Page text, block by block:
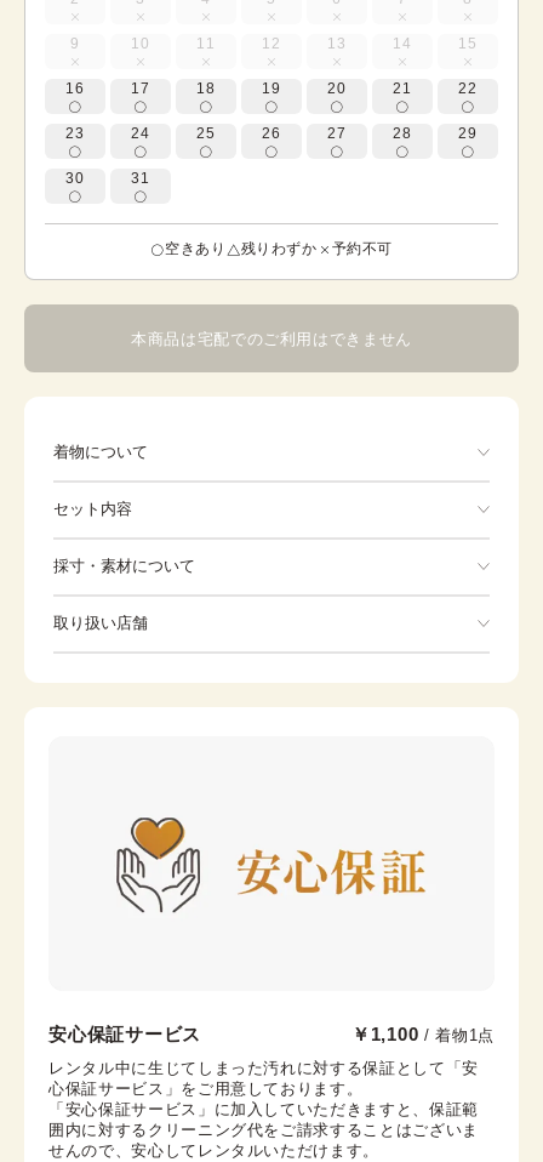
9 10 11 12 13 14 15
16 17 18 19 20 21 22
23 24 25 26 27 28 29
30 31
空きあり 残りわずか 予約不可
本商品は宅配でのご利用はできません
着物について
セット内容
※着付けに必要な一式をすべて含みます。
着物
バッグ 足袋
伊達襟
採寸・素材について
身丈 164.5cm
取り扱い店舗
京都府京都市下京区烏丸通七条下る東塩小路町721−1 京
都タワービル3F
営業時間： 10:00 ~ 17:30
安心保証サービス ￥1,100 / 着物1点
レンタル中に生じてしまった汚れに対する保証として「安
心保証サービス」をご用意しております。
「安心保証サービス」に加入していただきますと、保証範
囲内に対するクリーニング代をご請求することはございま
せんので、安心してレンタルいただけます。